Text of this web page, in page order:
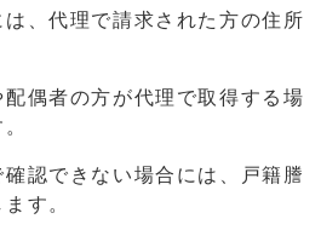
、代理で請求された方の住所
偶者の方が代理で取得する場
認できない場合には、戸籍謄
す。